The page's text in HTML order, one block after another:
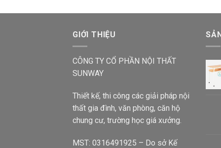
GIỚI THIỆU
CÔNG TY CỔ PHẦN NỘI THẤT
SUNWAY
Thiết kế, thi công các giải pháp nội
thất gia đình, văn phòng, căn hộ
chung cư, trường học giá xưởng.
MST: 0316491925 – Do sở Kế